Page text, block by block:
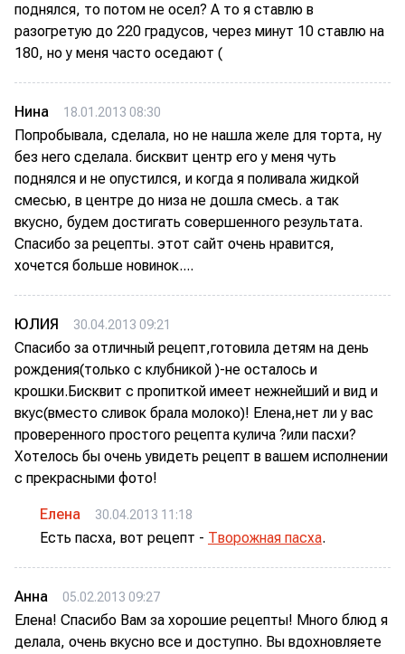
поднялся, то потом не осел? А то я ставлю в
разогретую до 220 градусов, через минут 10 ставлю на
180, но у меня часто оседают (
Нина 18.01.2013 08:30
Попробывала, сделала, но не нашла желе для торта, ну
без него сделала. бисквит центр его у меня чуть
поднялся и не опустился, и когда я поливала жидкой
смесью, в центре до низа не дошла смесь. а так
вкусно, будем достигать совершенного результата.
Спасибо за рецепты. этот сайт очень нравится,
хочется больше новинок....
ЮЛИЯ 30.04.2013 09:21
Спасибо за отличный рецепт,готовила детям на день
рождения(только с клубникой )-не осталось и
крошки.Бисквит с пропиткой имеет нежнейший и вид и
вкус(вместо сливок брала молоко)! Елена,нет ли у вас
проверенного простого рецепта кулича ?или пасхи?
Хотелось бы очень увидеть рецепт в вашем исполнении
с прекрасными фото!
Елена 30.04.2013 11:18
Есть пасха, вот рецепт - Творожная пасха.
Анна 05.02.2013 09:27
Елена! Спасибо Вам за хорошие рецепты! Много блюд я
делала, очень вкусно все и доступно. Вы вдохновляете